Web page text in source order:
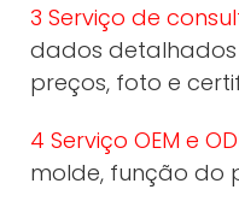
3 Serviço de
dados
preços, foto e
4 Serviço OEM e
molde, função do